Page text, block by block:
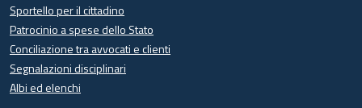
Sportello per il cittadino
Patrocinio a spese dello Stato
Conciliazione tra avvocati e clienti
Segnalazioni disciplinari
Albi ed elenchi